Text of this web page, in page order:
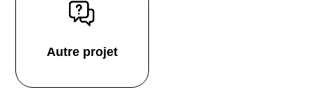
Autre projet